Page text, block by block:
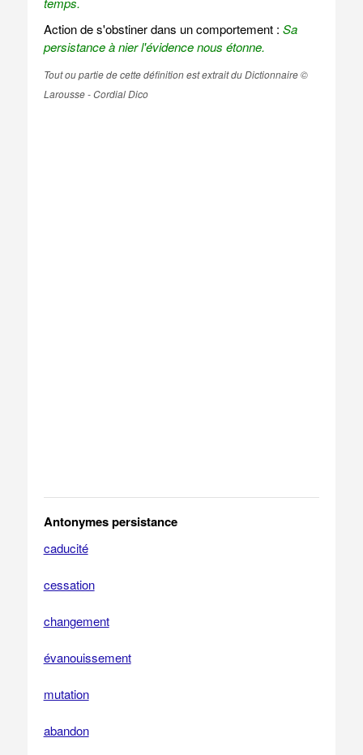
Action de s'obstiner dans un comportement : Sa
persistance à nier l'évidence nous étonne.
Tout ou partie de cette définition est extrait du Dictionnaire ©
Larousse - Cordial Dico
Antonymes persistance
caducité
cessation
changement
évanouissement
mutation
abandon